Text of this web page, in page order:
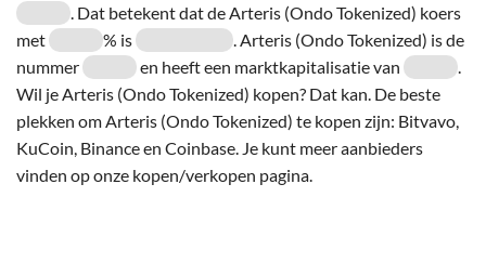
. Dat betekent dat de Arteris (Ondo Tokenized) koers
met
% is
. Arteris (Ondo Tokenized) is de
nummer
en heeft een marktkapitalisatie van
.
Wil je Arteris (Ondo Tokenized) kopen? Dat kan. De beste
plekken om Arteris (Ondo Tokenized) te kopen zijn: Bitvavo,
KuCoin, Binance en Coinbase. Je kunt meer aanbieders
vinden op onze kopen/verkopen pagina.